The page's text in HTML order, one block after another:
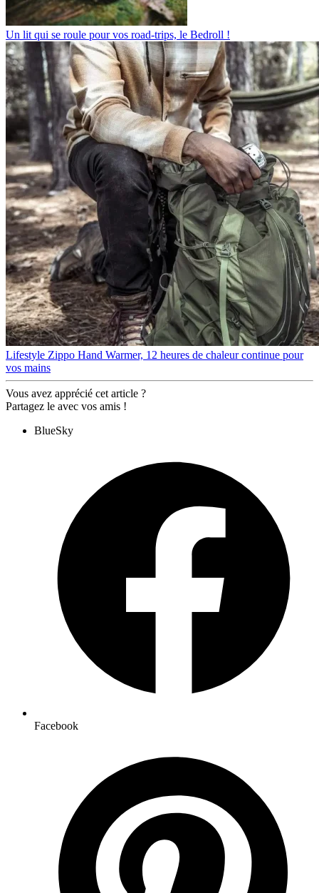
Un lit qui se roule pour vos road-trips, le Bedroll !
Lifestyle Zippo Hand Warmer, 12 heures de chaleur continue pour
vos mains
Vous avez apprécié cet article ?
Partagez le avec vos amis !
BlueSky
Facebook